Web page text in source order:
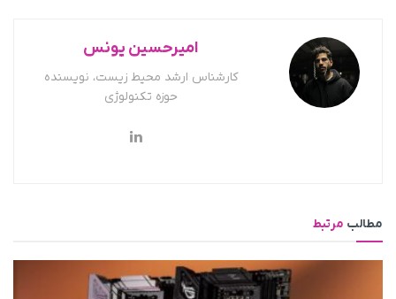
امیرحسین یونس
کارشناس ارشد محیط زیست، نویسنده
حوزه تکنولوژی
مطالب مرتبط